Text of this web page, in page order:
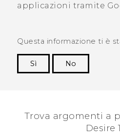
applicazioni tramite
Questa informazione ti è
Sì
No
Trova argomenti a
Desire